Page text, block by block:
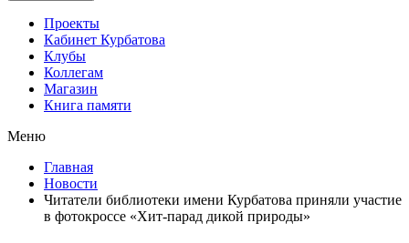
Проекты
Кабинет Курбатова
Клубы
Коллегам
Магазин
Книга памяти
Меню
Главная
Новости
Читатели библиотеки имени Курбатова приняли участие
в фотокроссе «Хит-парад дикой природы»